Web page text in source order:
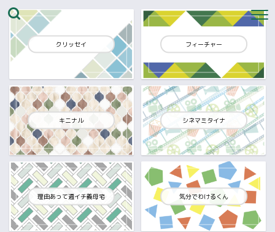
クリッセイ フィーチャー
キニナル シネマミタイナ
理由あって週イチ義母宅 気分でわけるくん